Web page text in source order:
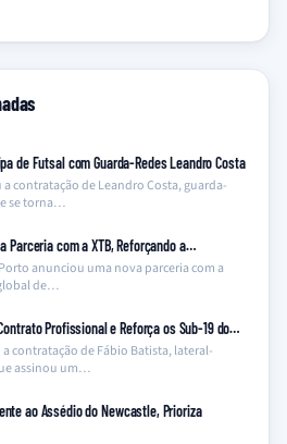
de Futsal com Guarda-Redes Leandro Costa
contratação de Leandro Costa, guarda-
se torna…
Parceria com a XTB, Reforçando a…
anunciou uma nova parceria com a
de…
Profissional e Reforça os Sub-19 do…
contratação de Fábio Batista, lateral-
assinou um…
ao Assédio do Newcastle, Prioriza